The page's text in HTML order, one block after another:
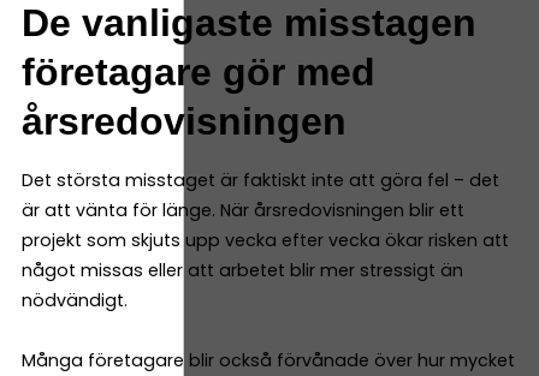
De vanligaste misstagen
företagare gör med
årsredovisningen
Det största misstaget är faktiskt inte att göra fel – det
är att vänta för länge. När årsredovisningen blir ett
projekt som skjuts upp vecka efter vecka ökar risken att
något missas eller att arbetet blir mer stressigt än
nödvändigt.
Många företagare blir också förvånade över hur mycket